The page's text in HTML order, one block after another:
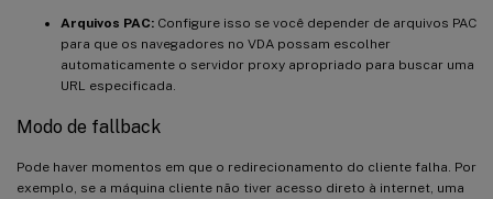
Arquivos PAC: Configure isso se você depender de arquivos PAC
para que os navegadores no VDA possam escolher
automaticamente o servidor proxy apropriado para buscar uma
URL especificada.
Modo de fallback
Pode haver momentos em que o redirecionamento do cliente falha. Por
exemplo, se a máquina cliente não tiver acesso direto à internet, uma